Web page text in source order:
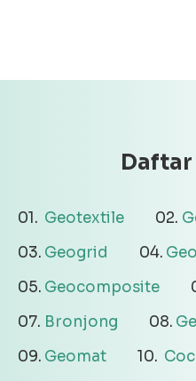
Geotextile
Geogrid
Geocomposite
Bronjong
Geomat